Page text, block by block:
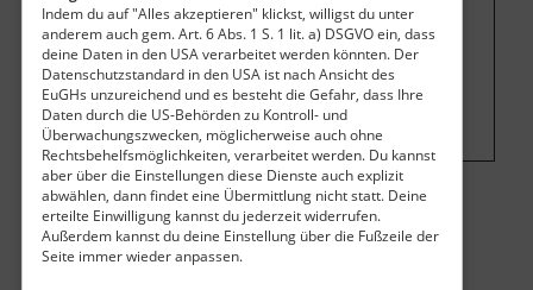
Indem du auf "Alles akzeptieren" klickst, willigst du unter
anderem auch gem. Art. 6 Abs. 1 S. 1 lit. a) DSGVO ein, dass
deine Daten in den USA verarbeitet werden könnten. Der
Datenschutzstandard in den USA ist nach Ansicht des
EuGHs unzureichend und es besteht die Gefahr, dass Ihre
Daten durch die US-Behörden zu Kontroll- und
Überwachungszwecken, möglicherweise auch ohne
Rechtsbehelfsmöglichkeiten, verarbeitet werden. Du kannst
aber über die Einstellungen diese Dienste auch explizit
abwählen, dann findet eine Übermittlung nicht statt. Deine
erteilte Einwilligung kannst du jederzeit widerrufen.
Außerdem kannst du deine Einstellung über die Fußzeile der
Seite immer wieder anpassen.
Um dieses Projekt zu finanzieren, wird
hier Werbung eingeblendet.Cookie-
Einstellungen ändern .
Eintritt
Der Eintritt ist kostenlos.